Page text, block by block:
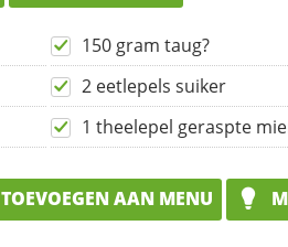
150 gram taug?
2 eetlepels suiker
1 theelepel geraspte
TOEVOEGEN AAN MENU